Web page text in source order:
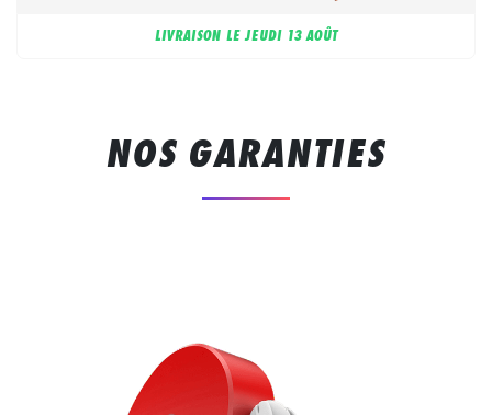
LIVRAISON LE JEUDI 13 AOÛT
NOS GARANTIES